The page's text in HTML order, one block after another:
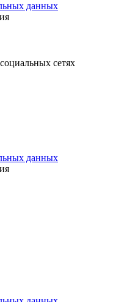
данных
сетях
данных